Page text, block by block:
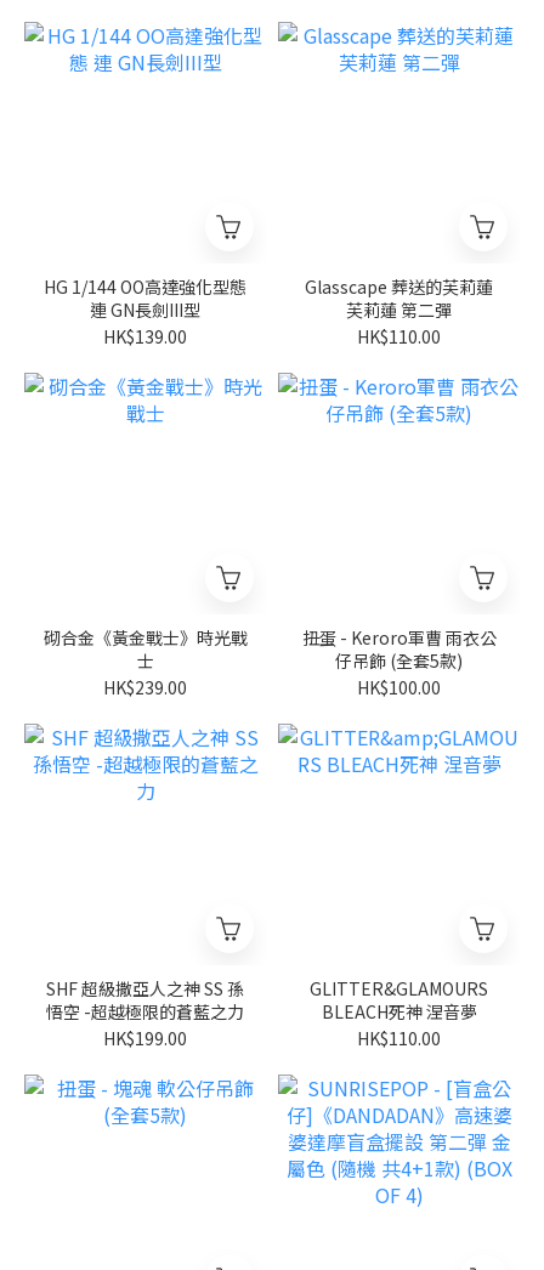
HG 1/144 OO高達強化型態
連 GN長劍III型
HK$139.00
Glasscape 葬送的芙莉蓮
芙莉蓮 第二彈
HK$110.00
砌合金《黃金戰士》時光戰
士
HK$239.00
扭蛋 - Keroro軍曹 雨衣公
仔吊飾 (全套5款)
HK$100.00
SHF 超級撒亞人之神 SS 孫
悟空 -超越極限的蒼藍之力
HK$199.00
GLITTER&GLAMOURS
BLEACH死神 涅音夢
HK$110.00